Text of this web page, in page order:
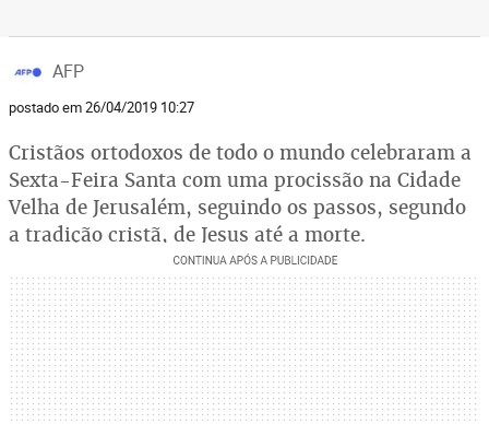
AFP
postado em 26/04/2019 10:27
Cristãos ortodoxos de todo o mundo celebraram a
Sexta-Feira Santa com uma procissão na Cidade
Velha de Jerusalém, seguindo os passos, segundo
a tradição cristã, de Jesus até a morte.